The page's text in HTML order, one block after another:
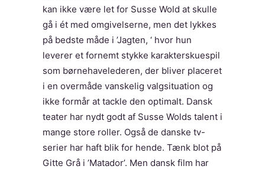
kan ikke være let for Susse Wold at skulle
gå i ét med omgivelserne, men det lykkes
på bedste måde i ’Jagten, ‘ hvor hun
leverer et fornemt stykke karakterskuespil
som børnehavelederen, der bliver placeret
i en overmåde vanskelig valgsituation og
ikke formår at tackle den optimalt. Dansk
teater har nydt godt af Susse Wolds talent i
mange store roller. Også de danske tv-
serier har haft blik for hende. Tænk blot på
Gitte Grå i ’Matador’. Men dansk film har